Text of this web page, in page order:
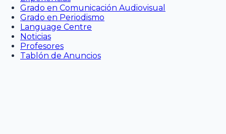
Grado en Comunicación Audiovisual
Grado en Periodismo
Language Centre
Noticias
Profesores
Tablón de Anuncios